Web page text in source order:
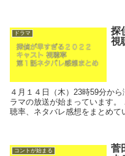
ドラマ
探
視
４月１４日（木）23時59分か
ラマの放送が始まっています。 この記事では、第１話のキャスト、視
聴率、ネタバレ感想をまとめて
コントが始まる
菅